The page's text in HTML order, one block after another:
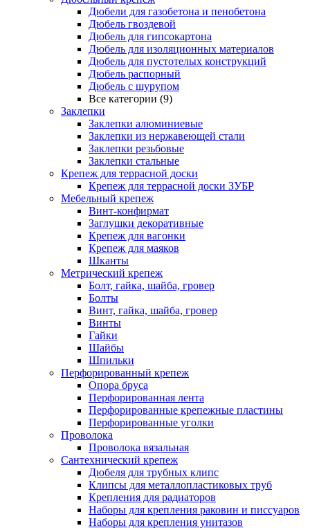
Дюбели для газобетона и пенобетона
Дюбель гвоздевой
Дюбель для гипсокартона
Дюбель для изоляционных материалов
Дюбель для пустотелых конструкций
Дюбель распорный
Дюбель с шурупом
Все категории (9)
Заклепки
Заклепки алюминиевые
Заклепки из нержавеющей стали
Заклепки резьбовые
Заклепки стальные
Крепеж для террасной доски
Крепеж для террасной доски ЗУБР
Мебельный крепеж
Винт-конфирмат
Заглушки декоративные
Крепеж для вагонки
Крепеж для маяков
Шканты
Метрический крепеж
Болт, гайка, шайба, гровер
Болты
Винт, гайка, шайба, гровер
Винты
Гайки
Шайбы
Шпильки
Перфорированный крепеж
Опора бруса
Перфорированная лента
Перфорированные крепежные пластины
Перфорированные уголки
Проволока
Проволока вязальная
Сантехнический крепеж
Дюбеля для трубных клипс
Клипсы для металлопластиковых труб
Крепления для радиаторов
Наборы для крепления раковин и писсуаров
Наборы для крепления унитазов